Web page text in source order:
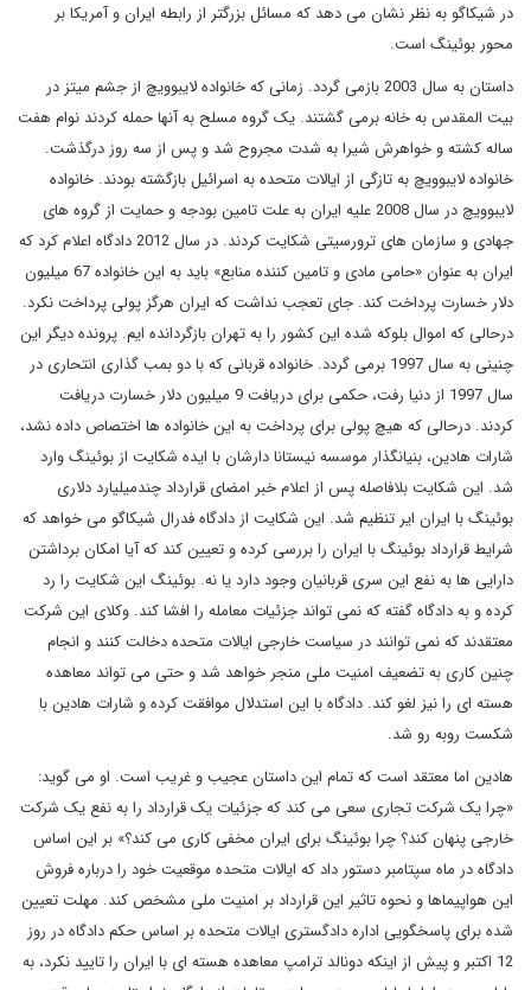
در شیکاگو به نظر نشان می دهد که مسائل بزرگتر از رابطه ایران و آمریکا بر
محور بوئینگ است.
داستان به سال 2003 بازمی گردد. زمانی که خانواده لایبوویچ از جشم میتز در
بیت المقدس به خانه برمی گشتند. یک گروه مسلح به آنها حمله کردند نوام هفت
ساله کشته و خواهرش شیرا به شدت مجروح شد و پس از سه روز درگذشت.
خانواده لایبوویچ به تازگی از ایالات متحده به اسرائیل بازگشته بودند. خانواده
لایبوویچ در سال 2008 علیه ایران به علت تامین بودجه و حمایت از گروه های
جهادی و سازمان های ترورسیتی شکایت کردند. در سال 2012 دادگاه اعلام کرد که
ایران به عنوان «حامی مادی و تامین کننده منابع» باید به این خانواده 67 میلیون
دلار خسارت پرداخت کند. جای تعجب نداشت که ایران هرگز پولی پرداخت نکرد.
درحالی که اموال بلوکه شده این کشور را به تهران بازگردانده ایم. پرونده دیگر این
چنینی به سال 1997 برمی گردد. خانواده قربانی که با دو بمب گذاری انتحاری در
سال 1997 از دنیا رفت، حکمی برای دریافت 9 میلیون دلار خسارت دریافت
کردند. درحالی که هیچ پولی برای پرداخت به این خانواده ها اختصاص داده نشد،
شارات هادین، بنیانگذار موسسه نیستانا دارشان با ایده شکایت از بوئینگ وارد
شد. این شکایت بلافاصله پس از اعلام خبر امضای قرارداد چندمیلیارد دلاری
بوئینگ با ایران ایر تنظیم شد. این شکایت از دادگاه فدرال شیکاگو می خواهد که
شرایط قرارداد بوئینگ با ایران را بررسی کرده و تعیین کند که آیا امکان برداشتن
دارایی ها به نفع این سری قربانیان وجود دارد یا نه. بوئینگ این شکایت را رد
کرده و به دادگاه گفته که نمی تواند جزئیات معامله را افشا کند. وکلای این شرکت
معتقدند که نمی توانند در سیاست خارجی ایالات متحده دخالت کنند و انجام
چنین کاری به تضعیف امنیت ملی منجر خواهد شد و حتی می تواند معاهده
هسته ای را نیز لغو کند. دادگاه با این استدلال موافقت کرده و شارات هادین با
شکست روبه رو شد.
هادین اما معتقد است که تمام این داستان عجیب و غریب است. او می گوید:
«چرا یک شرکت تجاری سعی می کند که جزئیات یک قرارداد را به نفع یک شرکت
خارجی پنهان کند؟ چرا بوئینگ برای ایران مخفی کاری می کند؟» بر این اساس
دادگاه در ماه سپتامبر دستور داد که ایالات متحده موقعیت خود را درباره فروش
این هواپیماها و نحوه تاثیر این قرارداد بر امنیت ملی مشخص کند. مهلت تعیین
شده برای پاسخگویی اداره دادگستری ایالات متحده بر اساس حکم دادگاه در روز
12 اکتبر و پیش از اینکه دونالد ترامپ معاهده هسته ای با ایران را تایید نکرد، به